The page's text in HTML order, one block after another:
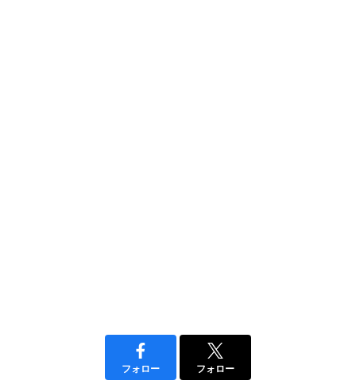
フォロー フォロー